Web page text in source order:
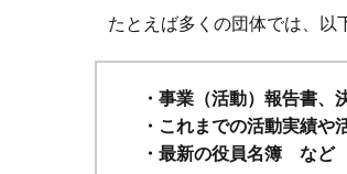
人 日
フ協
会：
知名
たとえば多くの団体では、以
・事業（活動）報告書、
・これまでの活動実績や
・最新の役員名簿 など